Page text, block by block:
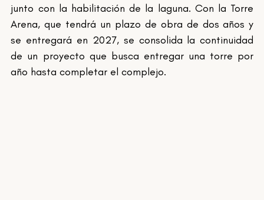
junto con la habilitación de la laguna. Con la Torre
Arena, que tendrá un plazo de obra de dos años y
se entregará en 2027, se consolida la continuidad
de un proyecto que busca entregar una torre por
año hasta completar el complejo.